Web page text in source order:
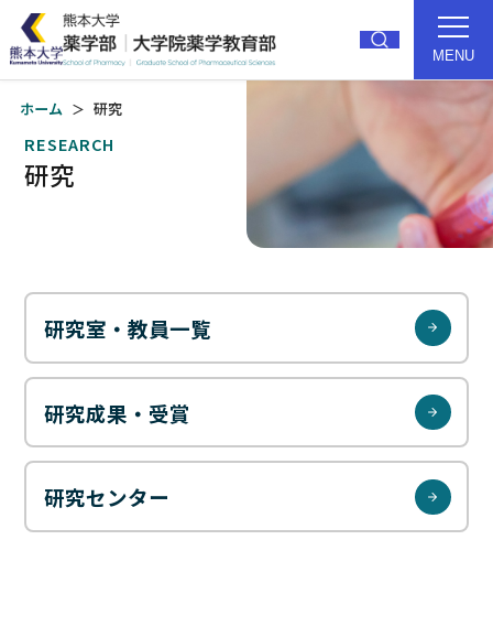
ホーム 研究
RESEARCH
研究
研究室・教員一覧
研究成果・受賞
研究センター
MENU
トップ 薬学部紹介
教育
入試
受験生の方 卒業生の方
お問い合わせ